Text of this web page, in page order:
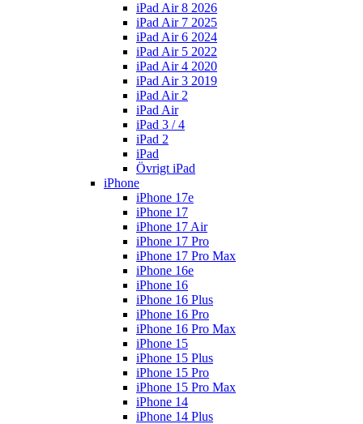
iPad Air 8 2026
iPad Air 7 2025
iPad Air 6 2024
iPad Air 5 2022
iPad Air 4 2020
iPad Air 3 2019
iPad Air 2
iPad Air
iPad 3 / 4
iPad 2
iPad
Övrigt iPad
iPhone
iPhone 17e
iPhone 17
iPhone 17 Air
iPhone 17 Pro
iPhone 17 Pro Max
iPhone 16e
iPhone 16
iPhone 16 Plus
iPhone 16 Pro
iPhone 16 Pro Max
iPhone 15
iPhone 15 Plus
iPhone 15 Pro
iPhone 15 Pro Max
iPhone 14
iPhone 14 Plus